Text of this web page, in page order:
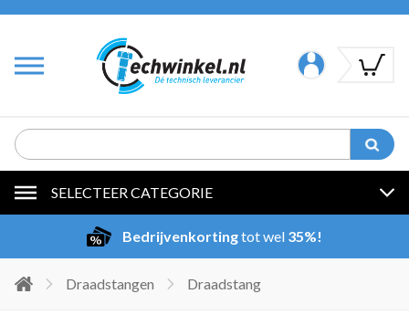
SELECTEER CATEGORIE
Bedrijvenkortingtot wel 35%!
Draadstangen Draadstang